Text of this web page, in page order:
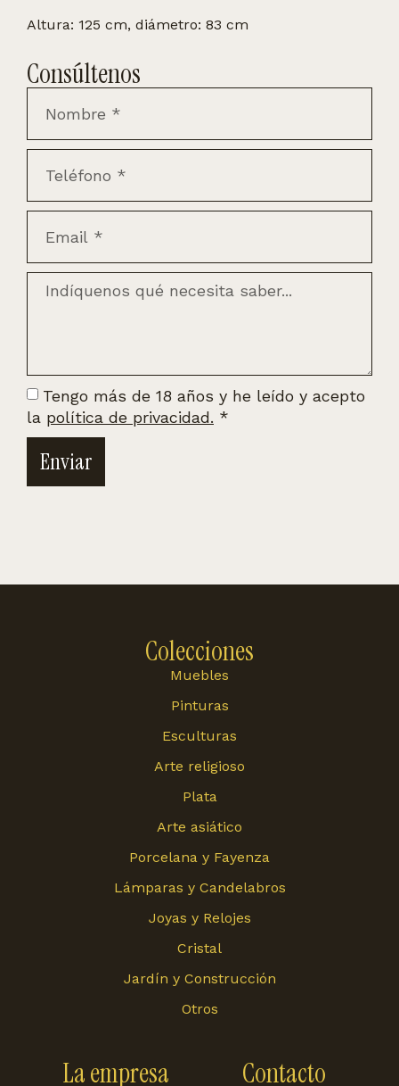
Altura: 125 cm, diámetro: 83 cm
Consúltenos
Tengo más de 18 años y he leído y acepto
la política de privacidad. *
Enviar
La empresa Contacto
Colecciones
Muebles
Pinturas
Esculturas
Arte religioso
Plata
Arte asiático
Porcelana y Fayenza
Lámparas y Candelabros
Joyas y Relojes
Cristal
Jardín y Construcción
Otros